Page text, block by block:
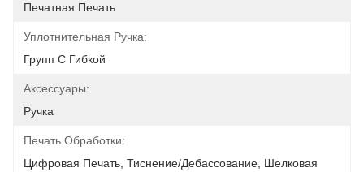
Печатная Печать
Уплотнительная Ручка:
Групп С Гибкой
Аксессуары:
Ручка
Печать Обработки:
Цифровая Печать, Тиснение/Дебассование, Шелковая